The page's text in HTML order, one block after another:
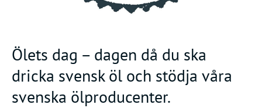
Ölets dag – dagen då du ska
dricka svensk öl och stödja våra
svenska ölproducenter.